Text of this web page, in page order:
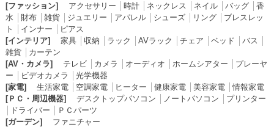
[ファッション] アクセサリー 時計│ ネックレス ネイル│ バッグ│ 香
水
財布│ 雑貨│ ジュエリー アパレル│ シューズ│ リング│ ブレスレッ
ト
インナー
ピアス
[インテリア]
家具│ 収納 ラック AVラック チェア ベッド バス
雑貨│ カーテン
[AV・カメラ]
テレビ│ カメラ オーディオ ホームシアター
プレーヤ
ー
ビデオカメラ
光学機器
[家電]
生活家電│ 空調家電│ ヒーター 健康家電│ 美容家電│情報家電
[ＰＣ・周辺機器]
デスクトップパソコン ノートパソコン
プリンター
ドライバー
ＰＣパーツ
[ガーデン]
ファニチャー